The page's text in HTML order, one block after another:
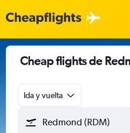
Cheap flights de
Ida y vuelta
Redmond (RDM)